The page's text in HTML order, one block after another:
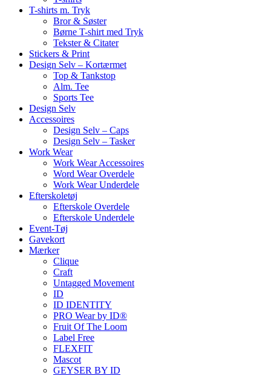
T-shirts m. Tryk
Bror & Søster
Børne T-shirt med Tryk
Tekster & Citater
Stickers & Print
Design Selv – Kortærmet
Top & Tankstop
Alm. Tee
Sports Tee
Design Selv
Accessoires
Design Selv – Caps
Design Selv – Tasker
Work Wear
Work Wear Accessoires
Word Wear Overdele
Work Wear Underdele
Efterskoletøj
Efterskole Overdele
Efterskole Underdele
Event-Tøj
Gavekort
Mærker
Clique
Craft
Untagged Movement
ID
ID IDENTITY
PRO Wear by ID®
Fruit Of The Loom
Label Free
FLEXFIT
Mascot
GEYSER BY ID